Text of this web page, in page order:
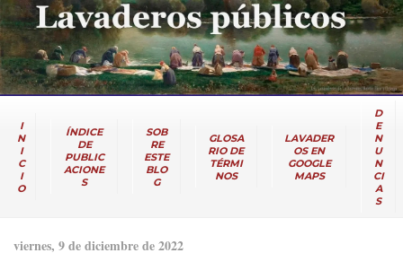
I
N
I
C
I
O
ÍNDICE
DE
PUBLIC
ACIONE
S
SOB
RE
ESTE
BLO
G
GLOSA
RIO DE
TÉRMI
NOS
LAVADER
OS EN
GOOGLE
MAPS
D
E
N
U
N
CI
A
S
viernes, 9 de diciembre de 2022